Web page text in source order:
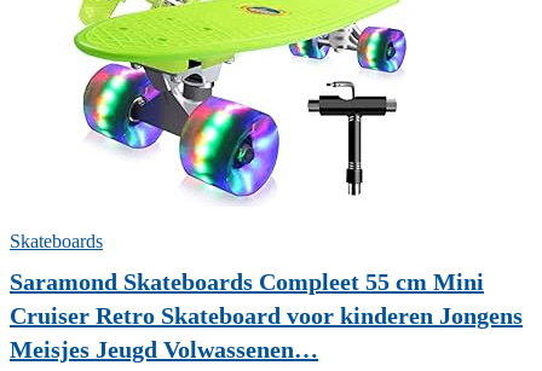
Skateboards
Saramond Skateboards Compleet 55 cm Mini
Cruiser Retro Skateboard voor kinderen Jongens
Meisjes Jeugd Volwassenen…